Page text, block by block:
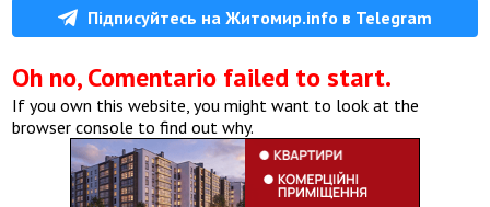
Підписуйтесь на Житомир.info в Telegram
Oh no, Comentario failed to start.
If you own this website, you might want to look at the
browser console to find out why.